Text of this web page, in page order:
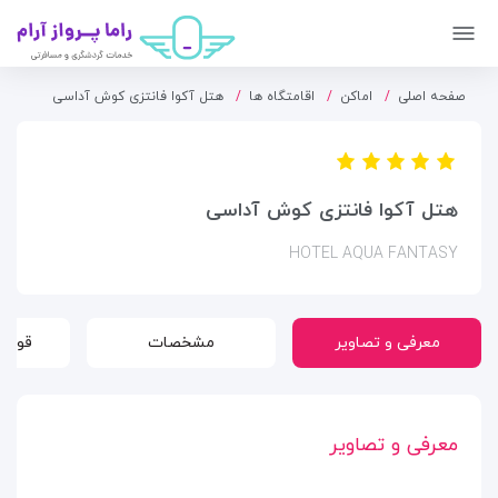
صفحه اصلی اماکن اقامتگاه ها هتل آکوا فانتزی کوش آداسی
هتل آکوا فانتزی کوش آداسی
HOTEL AQUA FANTASY
معرفی و تصاویر مشخصات
معرفی و تصاویر